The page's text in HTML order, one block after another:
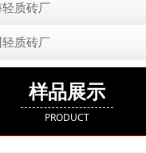
质砖厂
质砖厂
样品展示
PRODUCT